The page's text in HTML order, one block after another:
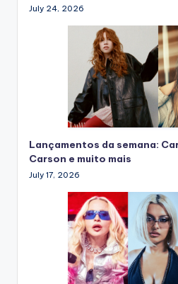
July 24, 2026
Lançamentos da semana:
Carson e muito mais
July 17, 2026